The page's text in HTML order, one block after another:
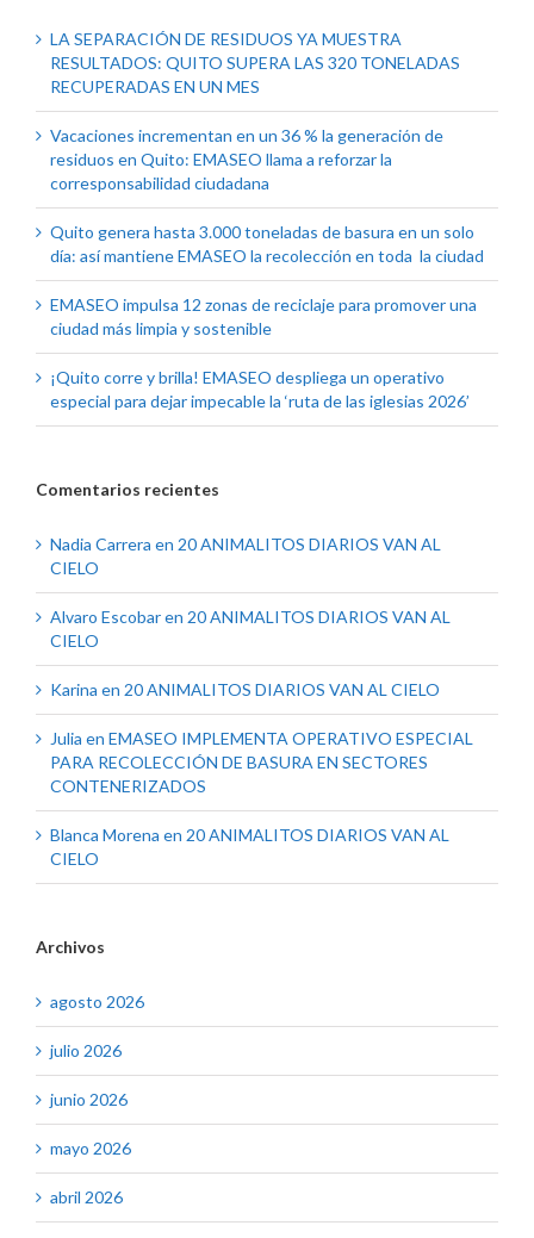
LA SEPARACIÓN DE RESIDUOS YA MUESTRA
RESULTADOS: QUITO SUPERA LAS 320 TONELADAS
RECUPERADAS EN UN MES
Vacaciones incrementan en un 36 % la generación de
residuos en Quito: EMASEO llama a reforzar la
corresponsabilidad ciudadana
Quito genera hasta 3.000 toneladas de basura en un solo
día: así mantiene EMASEO la recolección en toda la ciudad
EMASEO impulsa 12 zonas de reciclaje para promover una
ciudad más limpia y sostenible
¡Quito corre y brilla! EMASEO despliega un operativo
especial para dejar impecable la ‘ruta de las iglesias 2026’
Comentarios recientes
Nadia Carrera en 20 ANIMALITOS DIARIOS VAN AL
CIELO
Alvaro Escobaren 20 ANIMALITOS DIARIOS VAN AL
CIELO
Karina en 20 ANIMALITOS DIARIOS VAN AL CIELO
Julia en EMASEO IMPLEMENTA OPERATIVO ESPECIAL
PARA RECOLECCIÓN DE BASURA EN SECTORES
CONTENERIZADOS
Blanca Morena en 20 ANIMALITOS DIARIOS VAN AL
CIELO
Archivos
agosto 2026
julio 2026
junio 2026
mayo 2026
abril 2026